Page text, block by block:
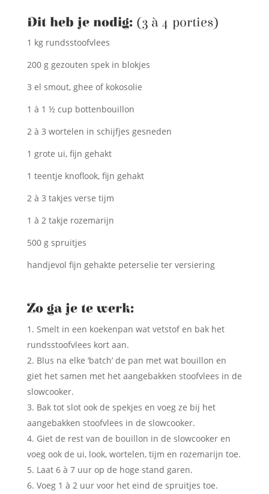
Dit heb je nodig: (3 à 4 porties)
1 kg rundsstoofvlees
200 g gezouten spek in blokjes
3 el smout, ghee of kokosolie
1 à 1 ½ cup bottenbouillon
2 à 3 wortelen in schijfjes gesneden
1 grote ui, fijn gehakt
1 teentje knoflook, fijn gehakt
2 à 3 takjes verse tijm
1 à 2 takje rozemarijn
500 g spruitjes
handjevol fijn gehakte peterselie ter versiering
Zo ga je te werk:
Smelt in een koekenpan wat vetstof en bak het
rundsstoofvlees kort aan.
Blus na elke ‘batch’ de pan met wat bouillon en
giet het samen met het aangebakken stoofvlees in de
slowcooker.
Bak tot slot ook de spekjes en voeg ze bij het
aangebakken stoofvlees in de slowcooker.
Giet de rest van de bouillon in de slowcooker en
voeg ook de ui, look, wortelen, tijm en rozemarijn toe.
Laat 6 à 7 uur op de hoge stand garen.
Voeg 1 à 2 uur voor het eind de spruitjes toe.